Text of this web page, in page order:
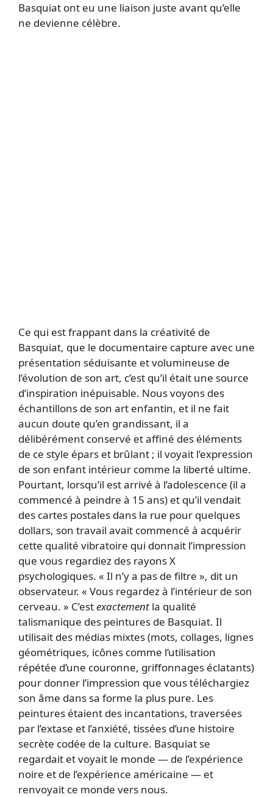
Basquiat ont eu une liaison juste avant qu’elle
ne devienne célèbre.
Ce qui est frappant dans la créativité de
Basquiat, que le documentaire capture avec une
présentation séduisante et volumineuse de
l’évolution de son art, c’est qu’il était une source
d’inspiration inépuisable. Nous voyons des
échantillons de son art enfantin, et il ne fait
aucun doute qu’en grandissant, il a
délibérément conservé et affiné des éléments
de ce style épars et brûlant ; il voyait l’expression
de son enfant intérieur comme la liberté ultime.
Pourtant, lorsqu’il est arrivé à l’adolescence (il a
commencé à peindre à 15 ans) et qu’il vendait
des cartes postales dans la rue pour quelques
dollars, son travail avait commencé à acquérir
cette qualité vibratoire qui donnait l’impression
que vous regardiez des rayons X
psychologiques. « Il n’y a pas de filtre », dit un
observateur. « Vous regardez à l’intérieur de son
cerveau. » C’estexactement la qualité
talismanique des peintures de Basquiat. Il
utilisait des médias mixtes (mots, collages, lignes
géométriques, icônes comme l’utilisation
répétée d’une couronne, griffonnages éclatants)
pour donner l’impression que vous téléchargiez
son âme dans sa forme la plus pure. Les
peintures étaient des incantations, traversées
par l’extase et l’anxiété, tissées d’une histoire
secrète codée de la culture. Basquiat se
regardait et voyait le monde — de l’expérience
noire et de l’expérience américaine — et
renvoyait ce monde vers nous.